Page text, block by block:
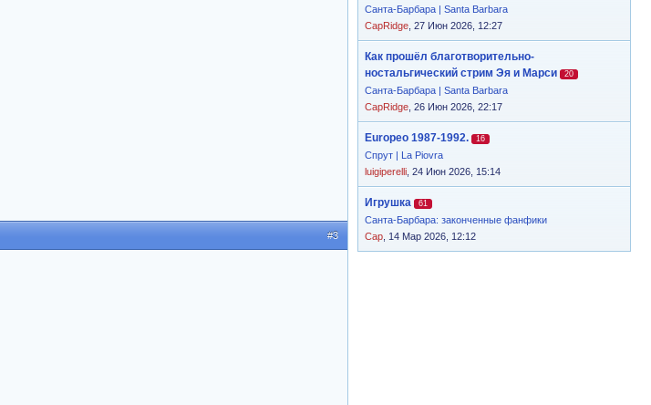
Санта-Барбара | Santa Barbara
CapRidge , 27 Июн 2026, 12:27
Как прошёл благотворительно-
ностальгический стрим Эя и Марси
20
Санта-Барбара | Santa Barbara
CapRidge , 26 Июн 2026, 22:17
Europeo 1987-1992. 16
Спрут | La Piovra
luigiperelli , 24 Июн 2026, 15:14
Игрушка 61
Санта-Барбара: законченные фанфики
Cap , 14 Мар 2026, 12:12
#3